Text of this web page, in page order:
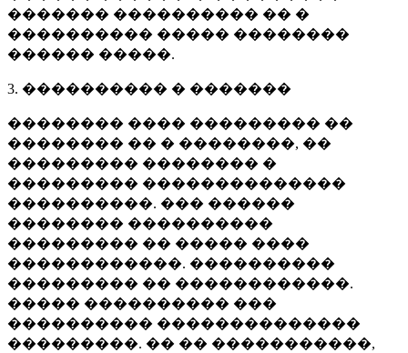
������� ���������� �� �
���������� ����� ��������
������ �����.
3. ���������� � �������
�������� ���� ��������� ��
�������� �� � ��������, ��
��������� �������� �
��������� ��������������
����������. ��� ������
�������� ����������
��������� �� ����� ����
������������. ����������
��������� �� ������������.
����� ���������� ���
���������� ��������������
���������. �� �� �����������,